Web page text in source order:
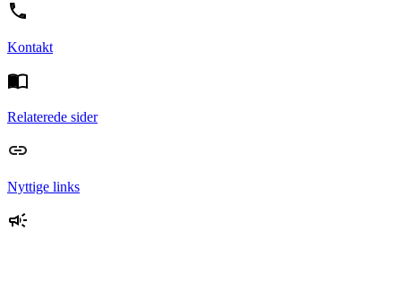
Kontakt
Relaterede sider
Nyttige links